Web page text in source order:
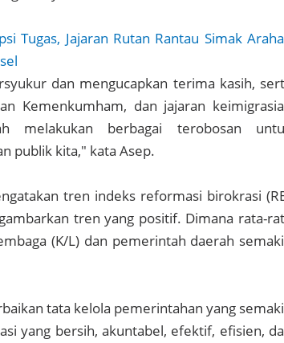
Tugas, Jajaran Rutan Rantau Simak
dan mengucapkan terima kasih,
Kemenkumham, dan jajaran
melakukan berbagai terobosan
publik kita," kata Asep.
tren indeks reformasi birokrasi
tren yang positif. Dimana rata-
(K/L) dan pemerintah daerah
tata kelola pemerintahan yang
yang bersih, akuntabel, efektif, efisien,